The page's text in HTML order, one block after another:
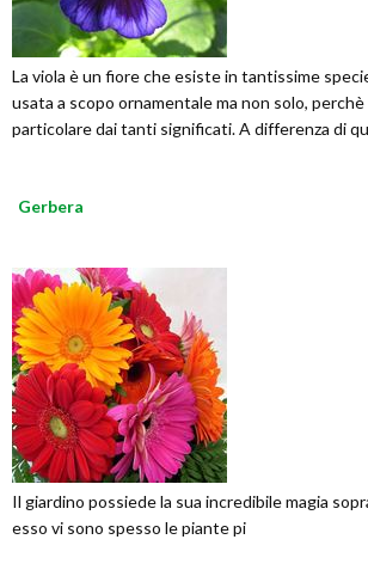
La viola è un fiore che esiste in tantissime
usata a scopo ornamentale ma non solo,
particolare dai tanti significati. A differenza di
Gerbera
Il giardino possiede la sua incredibile magia
esso vi sono spesso le piante pi